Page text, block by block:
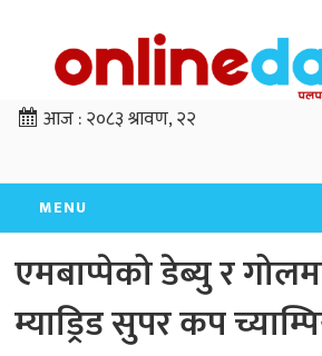
आज :२०८३ श्रावण, २२
MENU
एमबाप्पेको डेब्यु र
म्याड्रिड सुपर कप